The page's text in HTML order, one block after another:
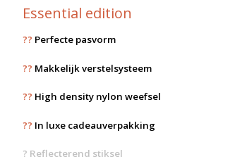
Essential edition
?? Perfecte pasvorm
?? Makkelijk verstelsysteem
?? High density nylon weefsel
?? In luxe cadeauverpakking
? Reflecterend stiksel